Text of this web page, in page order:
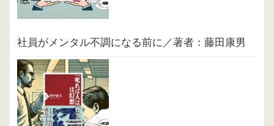
社員がメンタル不調になる前に／著者：藤田康男